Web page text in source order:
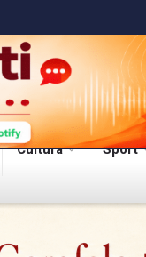
Cultura Sport